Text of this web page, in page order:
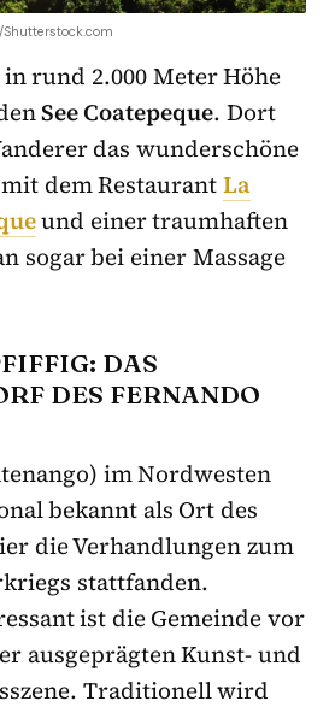
Shutterstock.com
rund 2.000 Meter Höhe
See Coatepeque. Dort
das wunderschöne
dem RestaurantLa
und einer traumhaften
sogar bei einer Massage
DAS
DES FERNANDO
im Nordwesten
bekannt als Ort des
die Verhandlungen zum
stattfanden.
ist die Gemeinde vor
ausgeprägten Kunst- und
Traditionell wird